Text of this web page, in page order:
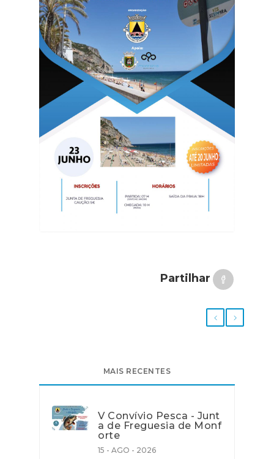
Partilhar
MAIS RECENTES
V Convívio Pesca - Junt
a de Freguesia de Monf
orte
15 - AGO - 2026